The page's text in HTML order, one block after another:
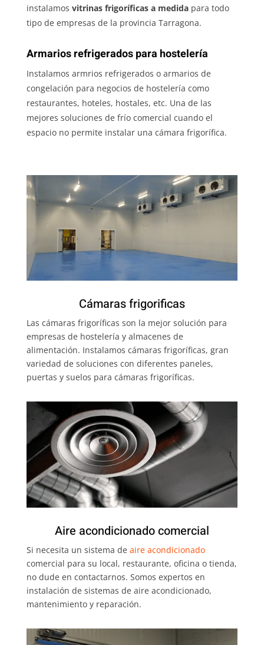
instalamos vitrinas frigoríficas a medidapara todo
tipo de empresas de la provincia Tarragona.
Armarios refrigerados para hostelería
Instalamos armrios refrigerados o armarios de
congelación para negocios de hostelería como
restaurantes, hoteles, hostales, etc. Una de las
mejores soluciones de frío comercial cuando el
espacio no permite instalar una cámara frigorífica.
Cámaras frigorificas
Las cámaras frigoríficas son la mejor solución para
empresas de hostelería y almacenes de
alimentación. Instalamos cámaras frigoríficas, gran
variedad de soluciones con diferentes paneles,
puertas y suelos para cámaras frigoríficas.
Aire acondicionado comercial
Si necesita un sistema de aire acondicionado
comercial para su local, restaurante, oficina o tienda,
no dude en contactarnos. Somos expertos en
instalación de sistemas de aire acondicionado,
mantenimiento y reparación.